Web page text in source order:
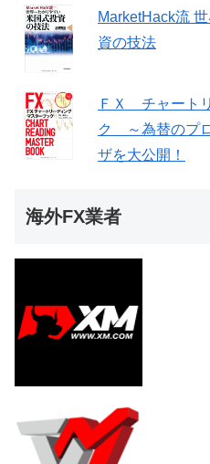
MarketHack流
資の技法
ＦＸ チャート
ク ～為替のプ
ザを大公開！
海外FX業者